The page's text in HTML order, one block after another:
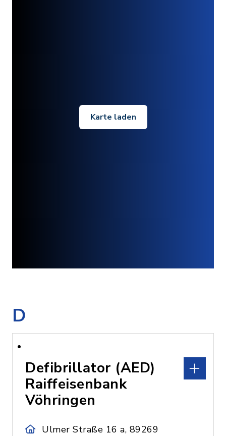
Karte laden
D
Defibrillator (AED)
Raiffeisenbank
Vöhringen
Ulmer Straße 16 a, 89269